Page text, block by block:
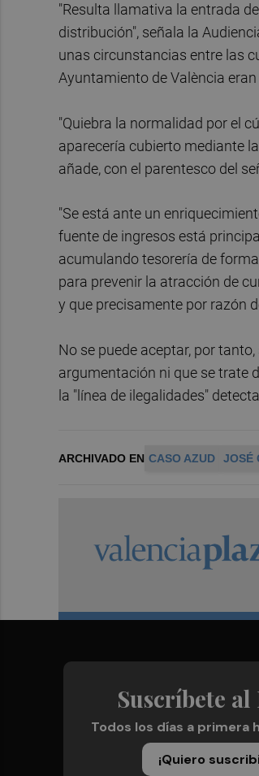
"Resulta llamativa la entrada
distribución", señala la
unas circunstancias entre las
Ayuntamiento de València
"Quiebra la normalidad por el
aparecería cubierto mediante
añade, con el parentesco del
"Se está ante un
fuente de ingresos está
acumulando tesorería de
para prevenir la atracción de
y que precisamente por razón
No se puede aceptar, por
argumentación ni que se trate
la "línea de ilegalidades"
ARCHIVADO EN CASO AZUD JOSÉ
Suscríbete
Todos los días a primera
¡Quiero